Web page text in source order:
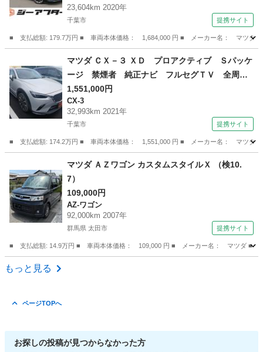
ート ＬＥＤヘッドライト ＥＴＣ 純正１８Ａ
Ｗ Ｂｌｕｅｔｏｏｔｈ接続 ブラインドスポッ
トモニター プッシュスタート オートライト
（検9.2）
23,604km 2020年
千葉市 提携サイト
■ 支払総額: 179.7万円 ■ 車両本体価格： 1,684,000 円 ■ メーカー名： マツダ
マツダ
マツダ ＣＸ－３ ＸＤ プロアクティブ Ｓパッケ
ージ 禁煙者 純正ナビ フルセグＴＶ 全周囲
カメラ レーダークルーズコントロール シート
ヒーター ステアリングヒーター ＬＥＤヘッド
ライト ＥＴＣ パワーシート クリアランスソ
ナー ブラインドスポットモニタ （なし）
1,551,000円
CX-3
32,993km 2021年
千葉市 提携サイト
■ 支払総額: 174.2万円 ■ 車両本体価格： 1,551,000 円 ■ メーカー名： マツ
CX-3
マツダ ＡＺワゴン カスタムスタイルＸ （検10.
7）
109,000円
AZ-ワゴン
92,000km 2007年
群馬県 太田市 提携サイト
■ 支払総額: 14.9万円 ■ 車両本体価格： 109,000 円 ■ メーカー名： マツダ
群馬 太田市
もっと見る
ページTOPへ
お探しの投稿が見つからなかった方